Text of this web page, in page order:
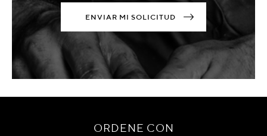
ENVIAR MI SOLICITUD
ORDENE CON